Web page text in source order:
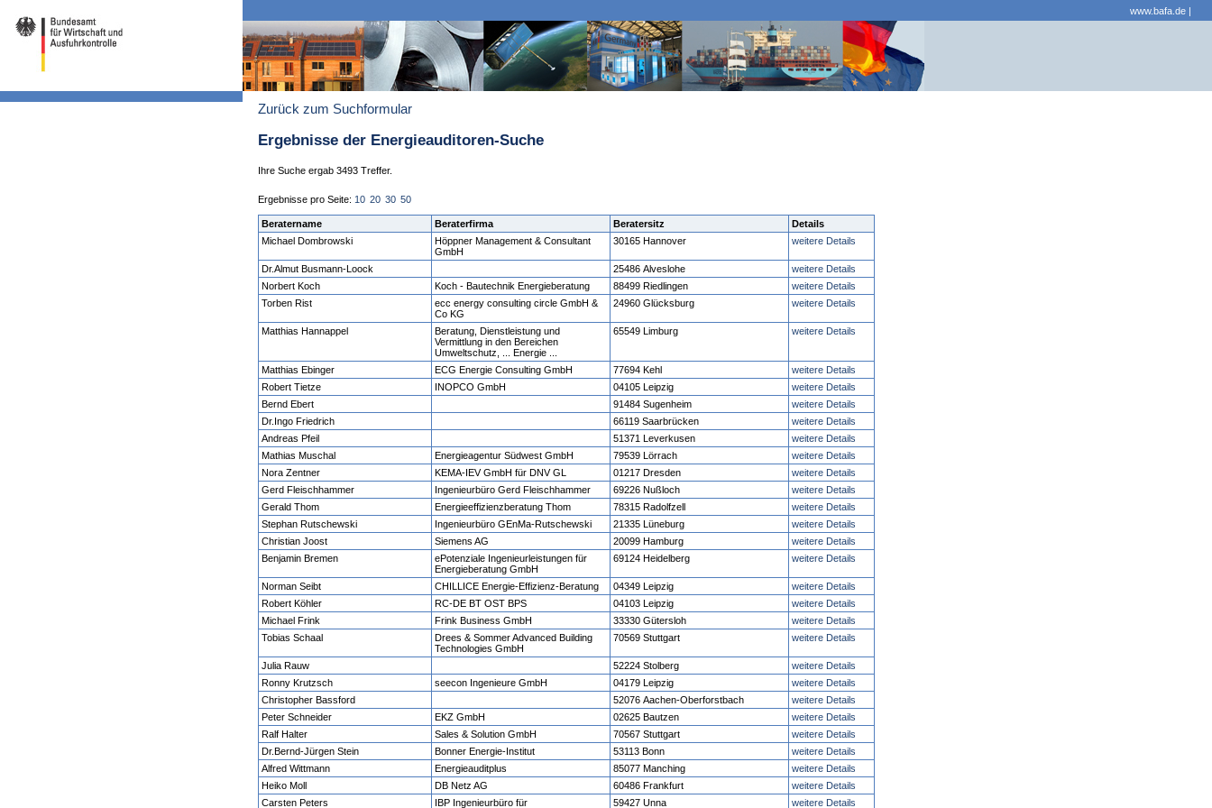
www.bafa.de |
Zurück zum Suchformular
Ergebnisse der Energieauditoren-Suche
Ihre Suche ergab 3493 Treffer.
Ergebnisse pro Seite: 10 20 30 50
Beratername Beraterfirma Beratersitz
Details
Michael Dombrowski
Höppner Management & Consultant
GmbH
30165 Hannover weitere Details
Dr.Almut Busmann-Loock 25486 Alveslohe
weitere Details
Norbert Koch
Koch - Bautechnik Energieberatung 88499 Riedlingen
weitere Details
Torben Rist
ecc energy consulting circle GmbH &
Co KG
24960 Glücksburg weitere Details
Matthias Hannappel
Beratung, Dienstleistung und
Vermittlung in den Bereichen
Umweltschutz, ... Energie ...
65549 Limburg weitere Details
Matthias Ebinger ECG Energie Consulting GmbH 77694 Kehl
weitere Details
Robert Tietze
INOPCO GmbH 04105 Leipzig
weitere Details
Bernd Ebert
91484 Sugenheim
weitere Details
Dr.Ingo Friedrich
66119 Saarbrücken
weitere Details
Andreas Pfeil
51371 Leverkusen
weitere Details
Mathias Muschal
Energieagentur Südwest GmbH 79539 Lörrach
weitere Details
Nora Zentner
KEMA-IEV GmbH für DNV GL 01217 Dresden
weitere Details
Gerd Fleischhammer
Ingenieurbüro Gerd Fleischhammer 69226 Nußloch
weitere Details
Gerald Thom
Energieeffizienzberatung Thom 78315 Radolfzell
weitere Details
Stephan Rutschewski
Ingenieurbüro GEnMa-Rutschewski 21335 Lüneburg
weitere Details
Christian Joost
Siemens AG 20099 Hamburg
weitere Details
Benjamin Bremen
ePotenziale Ingenieurleistungen für
Energieberatung GmbH
69124 Heidelberg weitere Details
Norman Seibt CHILLICE Energie-Effizienz-Beratung 04349 Leipzig
weitere Details
Robert Köhler
RC-DE BT OST BPS 04103 Leipzig
weitere Details
Michael Frink
Frink Business GmbH 33330 Gütersloh
weitere Details
Tobias Schaal
Drees & Sommer Advanced Building
Technologies GmbH
70569 Stuttgart weitere Details
Julia Rauw 52224 Stolberg
weitere Details
Ronny Krutzsch
seecon Ingenieure GmbH 04179 Leipzig
weitere Details
Christopher Bassford
52076 Aachen-Oberforstbach
weitere Details
Peter Schneider
EKZ GmbH 02625 Bautzen
weitere Details
Ralf Halter
Sales & Solution GmbH 70567 Stuttgart
weitere Details
Dr.Bernd-Jürgen Stein
Bonner Energie-Institut 53113 Bonn
weitere Details
Alfred Wittmann
Energieauditplus 85077 Manching
weitere Details
Heiko Moll
DB Netz AG 60486 Frankfurt
weitere Details
Carsten Peters
IBP Ingenieurbüro für 59427 Unna weitere Details